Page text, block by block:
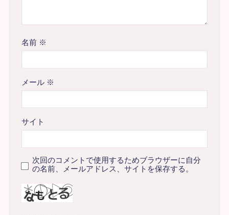
名前 ※
メール ※
サイト
次回のコメントで使用するためブラウザーに自分
の名前、メールアドレス、サイトを保存する。